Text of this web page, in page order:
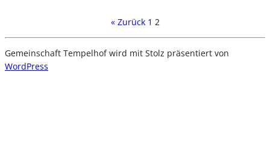
« Zurück 1 2
Gemeinschaft Tempelhof wird mit Stolz präsentiert von
WordPress